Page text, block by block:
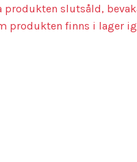
produkten slutsåld,
produkten finns i lager